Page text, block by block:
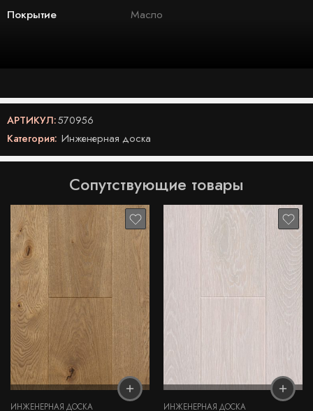
Покрытие
Масло
АРТИКУЛ:570956
Категория: Инженерная доска
Сопутствующие товары
ИНЖЕНЕРНАЯ ДОСКА ИНЖЕНЕРНАЯ ДОСКА